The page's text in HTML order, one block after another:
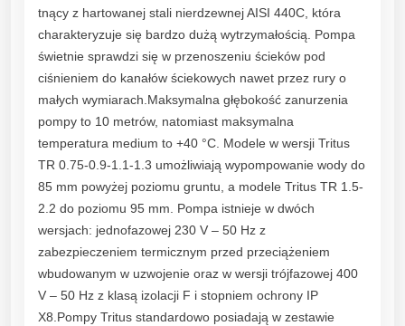
tnący z hartowanej stali nierdzewnej AISI 440C, która
charakteryzuje się bardzo dużą wytrzymałością. Pompa
świetnie sprawdzi się w przenoszeniu ścieków pod
ciśnieniem do kanałów ściekowych nawet przez rury o
małych wymiarach.Maksymalna głębokość zanurzenia
pompy to 10 metrów, natomiast maksymalna
temperatura medium to +40 °C. Modele w wersji Tritus
TR 0.75-0.9-1.1-1.3 umożliwiają wypompowanie wody do
85 mm powyżej poziomu gruntu, a modele Tritus TR 1.5-
2.2 do poziomu 95 mm. Pompa istnieje w dwóch
wersjach: jednofazowej 230 V – 50 Hz z
zabezpieczeniem termicznym przed przeciążeniem
wbudowanym w uzwojenie oraz w wersji trójfazowej 400
V – 50 Hz z klasą izolacji F i stopniem ochrony IP
X8.Pompy Tritus standardowo posiadają w zestawie